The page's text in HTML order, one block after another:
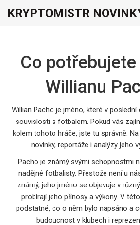
KRYPTOMISTR
Co
Willianu
Willian Pacho je jméno, které v
souvislosti s fotbalem. Pokud vás
kolem tohoto hráče, jste tu správně.
novinky, reportáže i analýzy jeho
Pacho je známý svými schopnostmi
nadějné fotbalisty. Přestože není u
známý, jeho jméno se objevuje v
probírají jeho přínosy a výkony. V
podstatné, co o něm bylo napsáno a
budoucnost v klubech i